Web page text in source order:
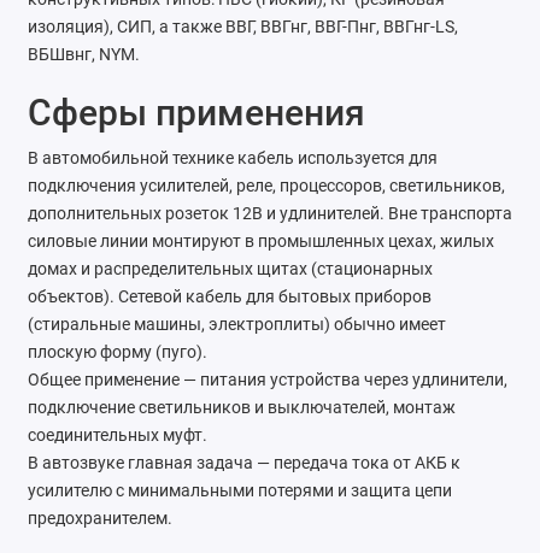
изоляция), СИП, а также ВВГ, ВВГнг, ВВГ-Пнг, ВВГнг-LS,
ВБШвнг, NYM. ​
Сферы применения
В автомобильной технике кабель используется для
подключения усилителей, реле, процессоров, светильников,
дополнительных розеток 12В и удлинителей. Вне транспорта
силовые линии монтируют в промышленных цехах, жилых
домах и распределительных щитах (стационарных
объектов). Сетевой кабель для бытовых приборов
(стиральные машины, электроплиты) обычно имеет
плоскую форму (пуго).
Общее применение — питания устройства через удлинители,
подключение светильников и выключателей, монтаж
соединительных муфт.
В автозвуке главная задача — передача тока от АКБ к
усилителю с минимальными потерями и защита цепи
предохранителем.